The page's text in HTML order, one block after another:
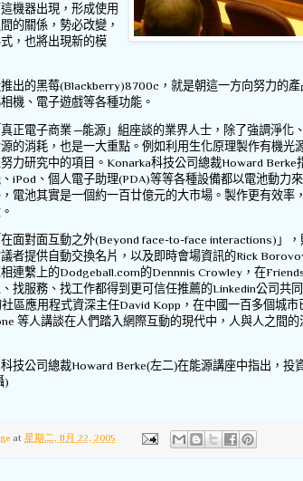
機器出現，形成使用
的關係，勢必改變，
，也將出現新的模
出的黑莓(Blackberry)8700c ，就是朝這一方向努力的
機、電子遊戲等各種功能。
正電子商業 ─能源」組座談的業界人士，除了強調淨化
的消耗，也是一大重點。例如利用生化原理製作有機光
力研究中的項目。 Konarka科技公司總裁Howard Berke
iPod 、個人電子助理(PDA)等等各種設備都以電池動力
電池其實是一個約一百廿億元的大市場。製作更有效率
面對面互動之外(Beyond face-to-face interactions) 」
者提供自動交換名片，以及即時會場資訊的Rick
連繫上的Dodgeball.com的Dennnis Crowley ，在
找服務、找工作都得到更可信任推薦的Linkedin公司共
社區應用程式資深主任David Kopp ，在中國一百多個城
等人講談在人們踏入網際互動的現代中，人與人之間
科技公司總裁Howard Berke(左二)在能源講座中指出，投
)
at 星期二, 11月 22, 2005